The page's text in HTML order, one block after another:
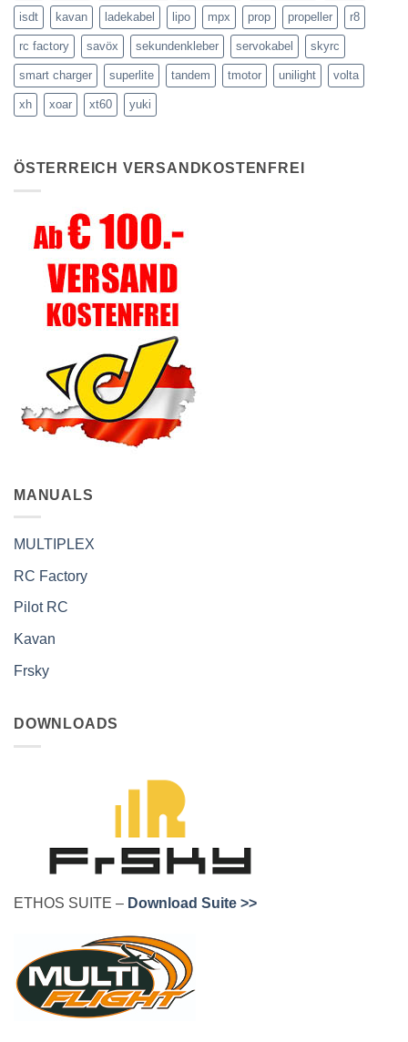
isdt kavan ladekabel lipo mpx prop propeller r8
rc factory savöx sekundenkleber servokabel skyrc
smart charger superlite tandem tmotor unilight volta
xh xoar xt60 yuki
ÖSTERREICH VERSANDKOSTENFREI
MANUALS
MULTIPLEX
RC Factory
Pilot RC
Kavan
Frsky
DOWNLOADS
ETHOS SUITE – Download Suite >>